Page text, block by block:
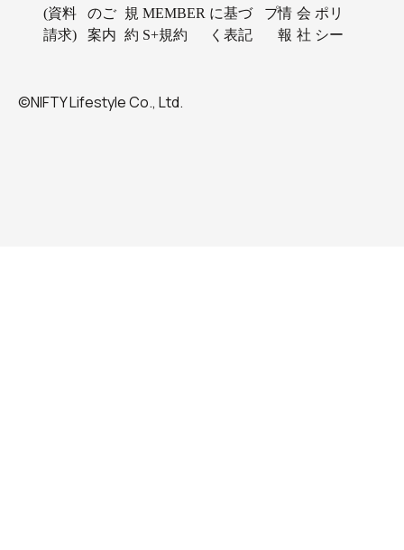
(資料
請求)
のご
案内
規
約
MEMBER
S+規約
に基づ
く表記
プ情
報
会
社
ポリ
シー
©NIFTY Lifestyle Co., Ltd.